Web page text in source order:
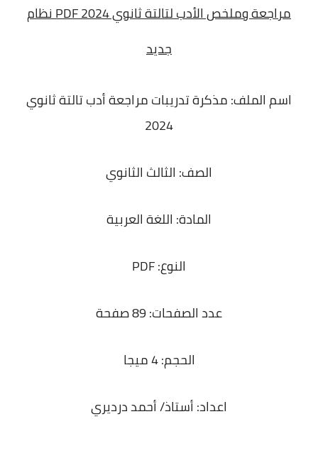
مراجعة وملخص الأدب لتالتة ثانوي 2024 PDF نظام
جديد
اسم الملف: مذكرة تدريبات مراجعة أدب تالتة ثانوي
2024
الصف: الثالث الثانوي
المادة: اللغة العربية
النوع: PDF
عدد الصفحات: 89 صفحة
الحجم: 4 ميجا
اعداد: أستاذ/ أحمد درديري